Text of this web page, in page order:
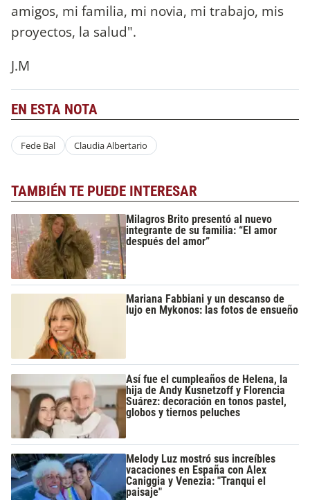
amigos, mi familia, mi novia, mi trabajo, mis
proyectos, la salud".
J.M
EN ESTA NOTA
Fede Bal Claudia Albertario
TAMBIÉN TE PUEDE INTERESAR
Milagros Brito presentó al nuevo
integrante de su familia: “El amor
después del amor”
Mariana Fabbiani y un descanso de
lujo en Mykonos: las fotos de ensueño
Así fue el cumpleaños de Helena, la
hija de Andy Kusnetzoff y Florencia
Suárez: decoración en tonos pastel,
globos y tiernos peluches
Melody Luz mostró sus increíbles
vacaciones en España con Alex
Caniggia y Venezia: "Tranqui el
paisaje"